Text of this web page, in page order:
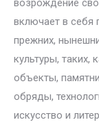
возрождение
включает в себя
прежних,
культуры, таких,
объекты,
обряды,
искусство и